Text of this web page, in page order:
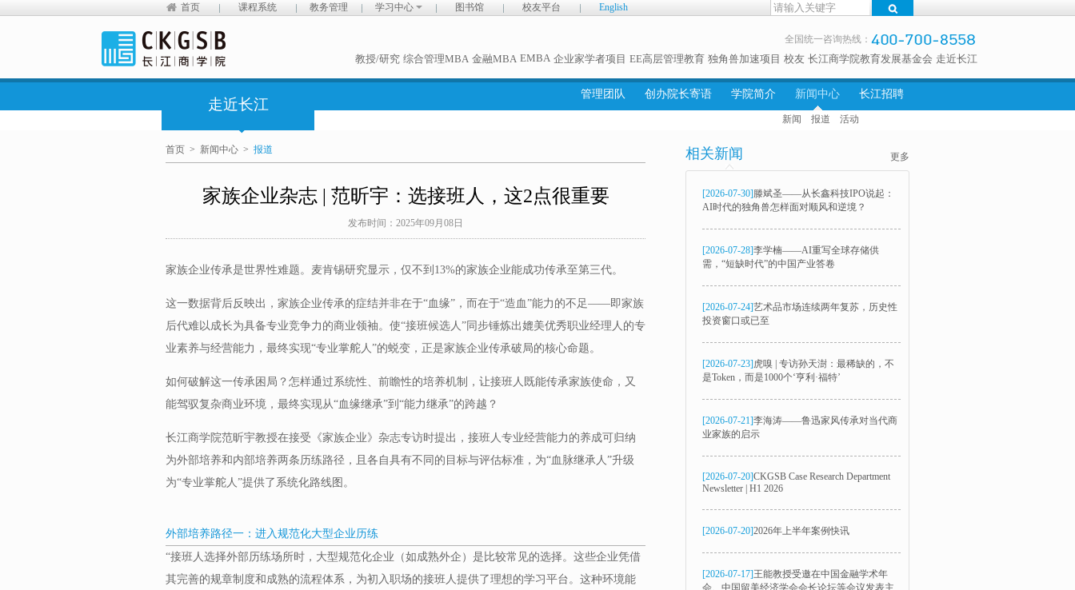
首页 课程系统 教务管理 学习中心 图书馆 校友平台 English
全国统一咨询热线：
教授/研究 综合管理MBA 金融MBA EMBA 企业家学者项目 EE高层管理教育 独角兽加速项目 校友 长江商学院教育发展基金会 走近长江
走近长江
管理团队 创办院长寄语 学院简介 新闻中心
新闻 报道 活动
长江招聘
首页 > 新闻中心 > 报道
家族企业杂志 | 范昕宇：选接班人，这2点很重要
发布时间：2025年09月08日
家族企业传承是世界性难题。麦肯锡研究显示，仅不到13%的家族企业能成功传承至第三代。
这一数据背后反映出，家族企业传承的症结并非在于“血缘”，而在于“造血”能力的不足——即家族
后代难以成长为具备专业竞争力的商业领袖。使“接班候选人”同步锤炼出媲美优秀职业经理人的专
业素养与经营能力，最终实现“专业掌舵人”的蜕变，正是家族企业传承破局的核心命题。
如何破解这一传承困局？怎样通过系统性、前瞻性的培养机制，让接班人既能传承家族使命，又
能驾驭复杂商业环境，最终实现从“血缘继承”到“能力继承”的跨越？
长江商学院范昕宇教授在接受《家族企业》杂志专访时提出，接班人专业经营能力的养成可归纳
为外部培养和内部培养两条历练路径，且各自具有不同的目标与评估标准，为“血脉继承人”升级
为“专业掌舵人”提供了系统化路线图。
外部培养路径一：进入规范化大型企业历练
“接班人选择外部历练场所时，大型规范化企业（如成熟外企）是比较常见的选择。这些企业凭借
其完善的规章制度和成熟的流程体系，为初入职场的接班人提供了理想的学习平台。这种环境能
相关新闻 更多
[2026-07-30]滕斌圣——从长鑫科技IPO说起：
AI时代的独角兽怎样面对顺风和逆境？
[2026-07-28]李学楠——AI重写全球存储供
需，“短缺时代”的中国产业答卷
[2026-07-24]艺术品市场连续两年复苏，历史性
投资窗口或已至
[2026-07-23]虎嗅 | 专访孙天澍：最稀缺的，不
是Token，而是1000个‘亨利·福特’
[2026-07-21]李海涛——鲁迅家风传承对当代商
业家族的启示
[2026-07-20]CKGSB Case Research Department
Newsletter | H1 2026
[2026-07-20]2026年上半年案例快讯
[2026-07-17]王能教授受邀在中国金融学术年
会、中国留美经济学会会长论坛等会议发表主